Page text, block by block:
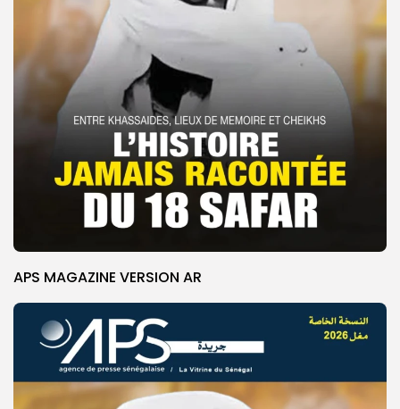
APS MAGAZINE VERSION AR